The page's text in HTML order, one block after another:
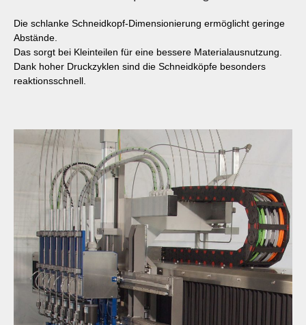
Die schlanke Schneidkopf-Dimensionierung ermöglicht geringe
Abstände.
Das sorgt bei Kleinteilen für eine bessere Materialausnutzung.
Dank hoher Druckzyklen sind die Schneidköpfe besonders
reaktionsschnell.